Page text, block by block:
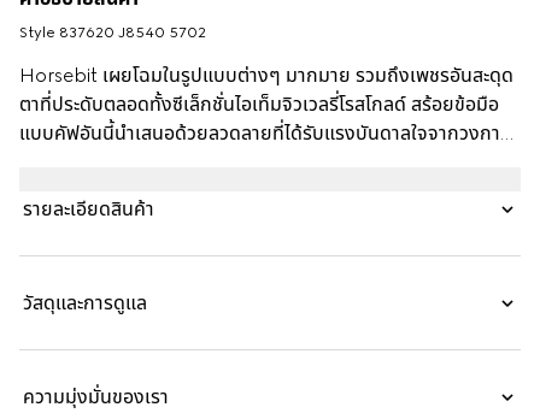
Style ‎837620 J8540 5702
Horsebit เผยโฉมในรูปแบบต่างๆ มากมาย รวมถึงเพชรอันสะดุด
ตาที่ประดับตลอดทั้งซีเล็กชั่นไอเท็มจิวเวลรี่โรสโกลด์ สร้อยข้อมือ
แบบคัฟอันนี้นำเสนอด้วยลวดลายที่ได้รับแรงบันดาลใจจากวงการขี่
รายละเอียดสินค้า
วัสดุและการดูแล
ความมุ่งมั่นของเรา